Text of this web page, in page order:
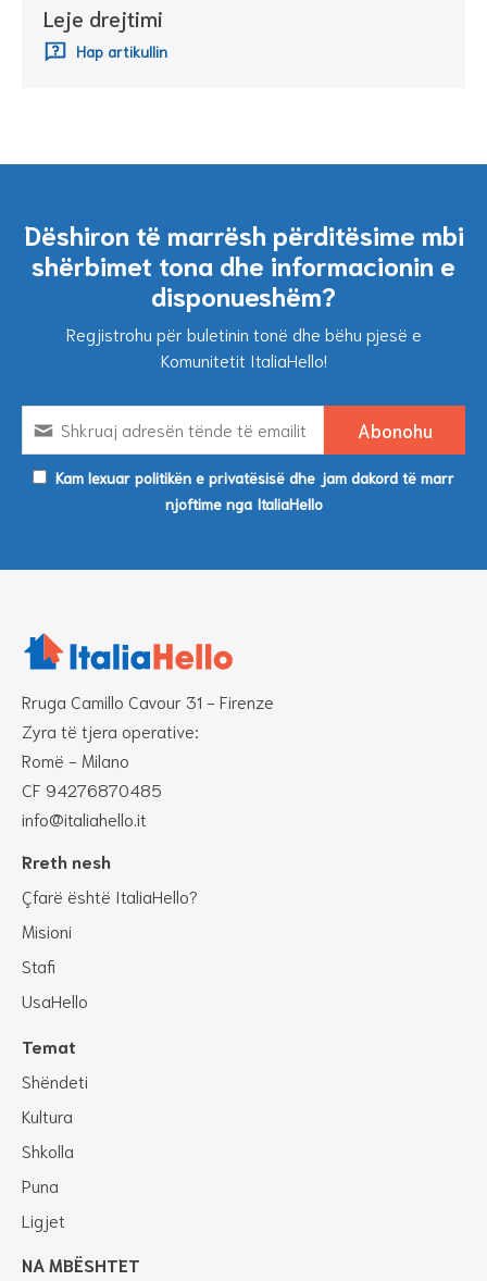
Leje drejtimi
Hap artikullin
Dëshiron të marrësh përditësime mbi
shërbimet tona dhe informacionin e
disponueshëm?
Regjistrohu për buletinin tonë dhe bëhu pjesë e
Komunitetit ItaliaHello!
Kam lexuar politikën e privatësisë dhe jam dakord të marr
njoftime nga ItaliaHello
Rruga Camillo Cavour 31 - Firenze
Zyra të tjera operative:
Romë - Milano
CF 94276870485
info@italiahello.it
Rreth nesh
Çfarë është ItaliaHello?
Misioni
Stafi
UsaHello
Temat
Shëndeti
Kultura
Shkolla
Puna
Ligjet
NA MBËSHTET